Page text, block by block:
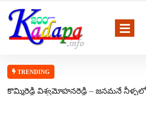
TRENDING
కొమ్మిరెడ్డి విశ్వమోహనరెడ్డి – జనమనే